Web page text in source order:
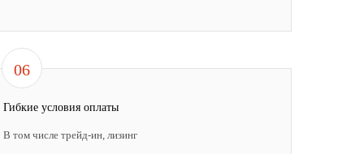
06
Гибкие условия оплаты
В том числе трейд-ин, лизинг